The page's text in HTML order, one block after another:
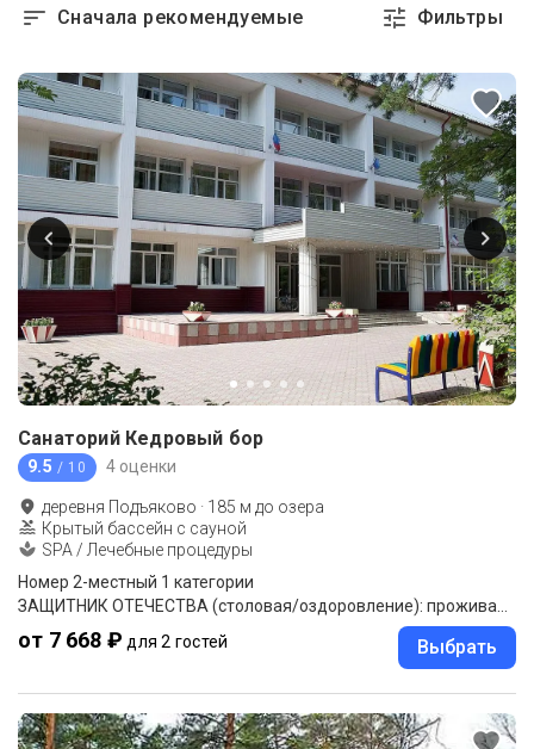
Сначала рекомендуемые Фильтры
Санаторий Кедровый бор
9.5 / 10 4 оценки
деревня Подъяково · 185 м до озера
Крытый бассейн с сауной
SPA / Лечебные процедуры
Номер 2-местный 1 категории
от 7 668 ₽ для 2 гостей Выбрать